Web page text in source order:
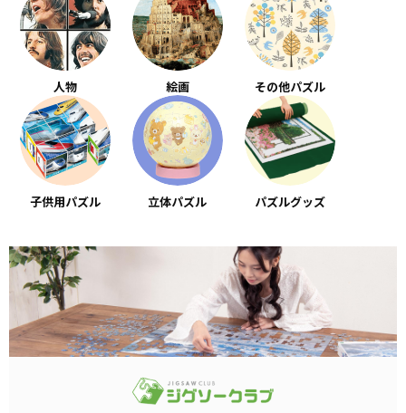
人物 絵画 その他パズル
子供用パズル 立体パズル パズルグッズ